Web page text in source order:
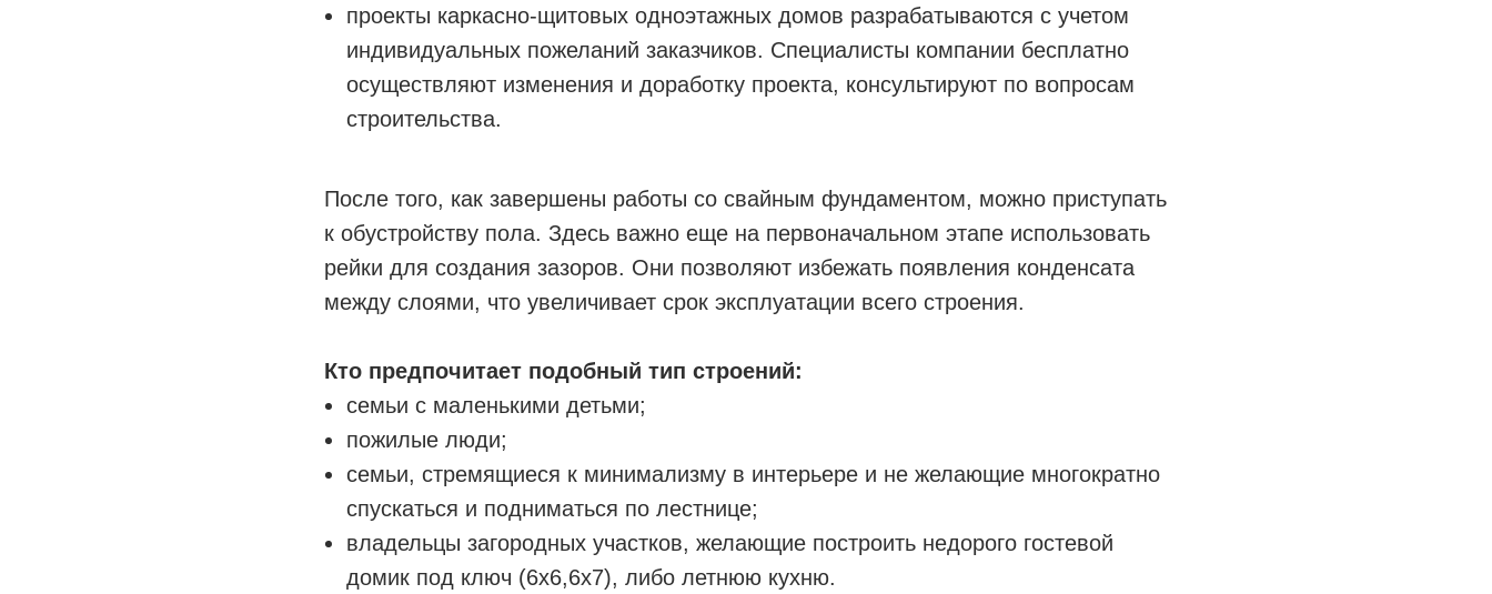
проекты каркасно-щитовых одноэтажных домов разрабатываются с учетом
индивидуальных пожеланий заказчиков. Специалисты компании бесплатно
осуществляют изменения и доработку проекта, консультируют по вопросам
строительства.
После того, как завершены работы со свайным фундаментом, можно приступать
к обустройству пола. Здесь важно еще на первоначальном этапе использовать
рейки для создания зазоров. Они позволяют избежать появления конденсата
между слоями, что увеличивает срок эксплуатации всего строения.
Кто предпочитает подобный тип строений:
семьи с маленькими детьми;
пожилые люди;
семьи, стремящиеся к минимализму в интерьере и не желающие многократно
спускаться и подниматься по лестнице;
владельцы загородных участков, желающие построить недорого гостевой
домик под ключ (6х6,6х7), либо летнюю кухню.